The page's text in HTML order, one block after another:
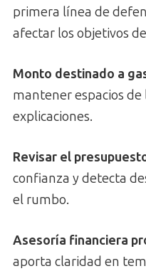
primera línea de
afectar los objetivos
Monto destinado a
mantener espacios
explicaciones.
Revisar el
confianza y detecta
el rumbo.
Asesoría financiera
aporta claridad en